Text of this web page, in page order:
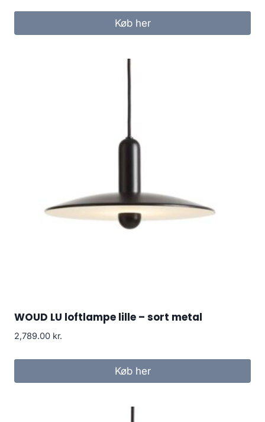
Køb her
WOUD LU loftlampe lille – sort metal
2,789.00 kr.
Køb her